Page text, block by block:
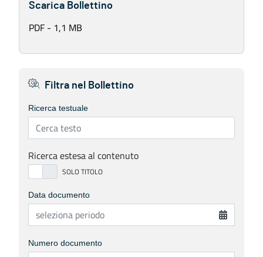
Scarica Bollettino
PDF - 1,1 MB
Filtra nel Bollettino
Ricerca testuale
Ricerca estesa al contenuto
Data documento
Numero documento